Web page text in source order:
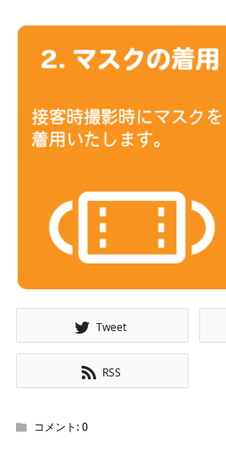
Tweet
RSS
コメント:0